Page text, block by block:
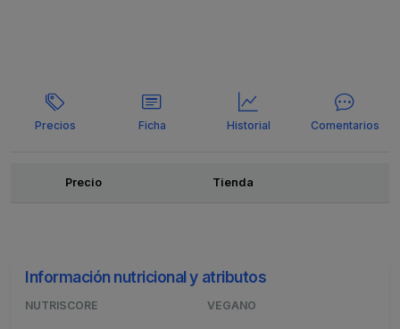
Precios Ficha Historial Comentarios
OfertasPrecio Tienda
Información nutricional y atributos
NUTRISCORE VEGANO